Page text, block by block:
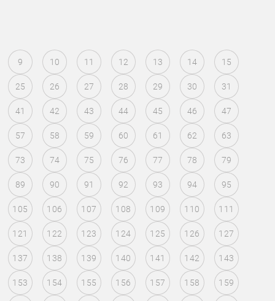
9 10 11 12 13 14 15
25 26 27 28 29 30 31
41 42 43 44 45 46 47
57 58 59 60 61 62 63
73 74 75 76 77 78 79
89 90 91 92 93 94 95
105 106 107 108 109 110 111
121 122 123 124 125 126 127
137 138 139 140 141 142 143
153 154 155 156 157 158 159